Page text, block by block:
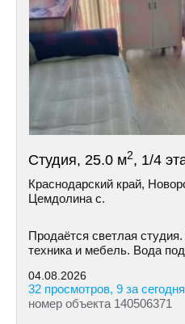
Студия, 25.0 м2, 1/4
Краснодарский край,
Цемдолина с.
Продаётся светлая
техника и мебель. Вода
04.08.2026
32 просмотров, 9 за сегодня
номер объекта 140506371